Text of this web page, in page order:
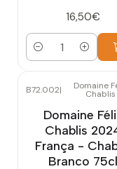
16,50€
Quantidade
B72.002| Domaine
Chablis
Domaine
Chablis
França -
Branco 75cl